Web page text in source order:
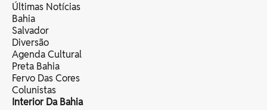
Últimas Notícias
Bahia
Salvador
Diversão
Agenda Cultural
Preta Bahia
Fervo Das Cores
Colunistas
Interior Da Bahia